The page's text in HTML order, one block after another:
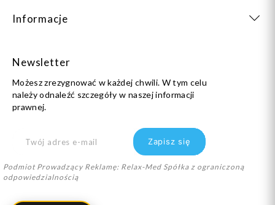
Informacje
Newsletter
Możesz zrezygnować w każdej chwili. W tym celu
należy odnaleźć szczegóły w naszej informacji
prawnej.
Podmiot Prowadzący Reklamę: Relax-Med Spółka z ograniczoną
odpowiedzialnością